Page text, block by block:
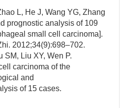
L, He J, Wang YG, Zhang
prognostic analysis of 109
small cell carcinoma].
2012;34(9):698–702.
SM, Liu XY, Wen P.
carcinoma of the
and
of 15 cases.